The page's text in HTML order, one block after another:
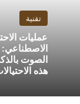
تقنية
عمليات
الصوت
هذه